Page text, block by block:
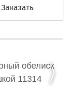
Заказать